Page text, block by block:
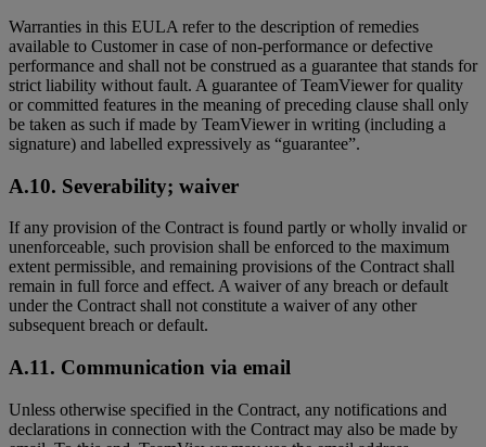
Warranties in this EULA refer to the description of remedies
available to Customer in case of non-performance or defective
performance and shall not be construed as a guarantee that stands for
strict liability without fault. A guarantee of TeamViewer for quality
or committed features in the meaning of preceding clause shall only
be taken as such if made by TeamViewer in writing (including a
signature) and labelled expressively as “guarantee”.
A.10. Severability; waiver
If any provision of the Contract is found partly or wholly invalid or
unenforceable, such provision shall be enforced to the maximum
extent permissible, and remaining provisions of the Contract shall
remain in full force and effect. A waiver of any breach or default
under the Contract shall not constitute a waiver of any other
subsequent breach or default.
A.11. Communication via email
Unless otherwise specified in the Contract, any notifications and
declarations in connection with the Contract may also be made by